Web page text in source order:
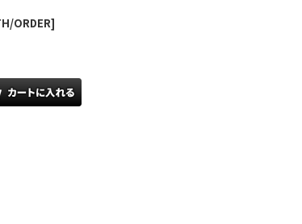
ORDER]